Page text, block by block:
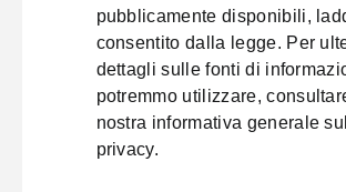
pubblicamente disponibili,
consentito dalla legge. Per
dettagli sulle fonti di
potremmo utilizzare,
nostra informativa generale
privacy.